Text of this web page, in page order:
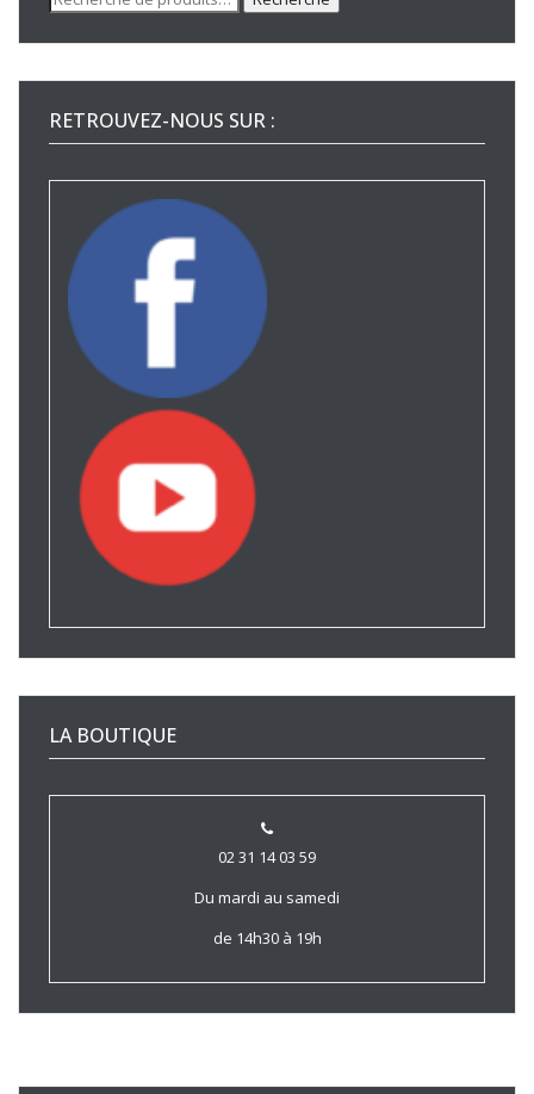
pour :
RETROUVEZ-NOUS SUR :
LA BOUTIQUE
02 31 14 03 59
Du mardi au samedi
de 14h30 à 19h